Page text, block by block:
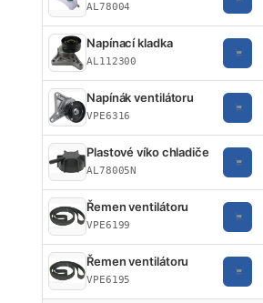
AL78004
Napínací kladka
AL112300
Napínák ventilátoru
VPE6316
Plastové víko chladiče
AL78005N
Řemen ventilátoru
VPE6199
Řemen ventilátoru
VPE6195